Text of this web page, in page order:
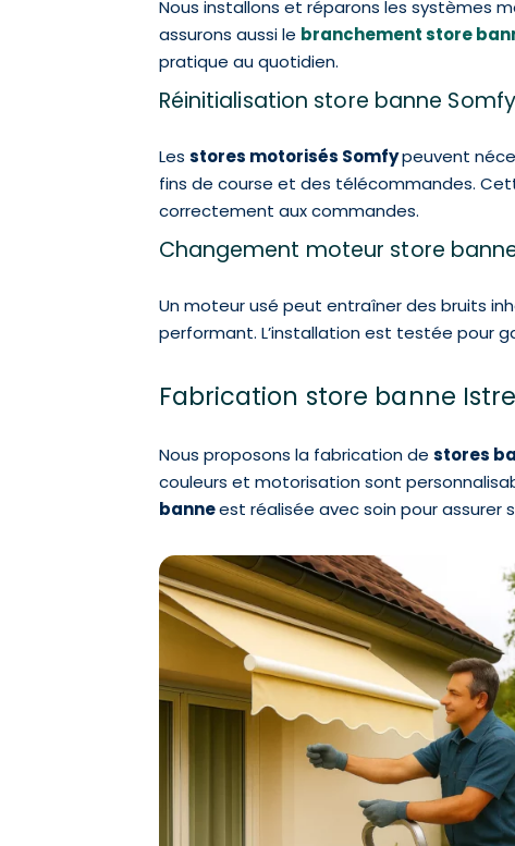
Nous installons et réparons les systèmes
assurons aussi le branchement store
pratique au quotidien.
Réinitialisation store banne Somfy
Les stores motorisés Somfypeuvent
fins de course et des télécommandes.
correctement aux commandes.
Changement moteur store
Un moteur usé peut entraîner des bruits
performant. L’installation est testée pour
Fabrication store banne
Nous proposons la fabrication de stores
couleurs et motorisation sont
banneest réalisée avec soin pour assurer